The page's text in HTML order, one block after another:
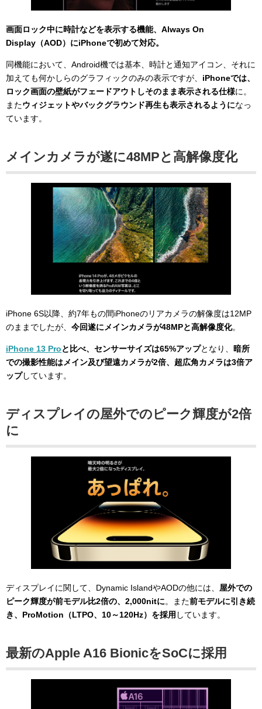
画面ロック中に時計などを表示する機能、Always On
Display（AOD）にiPhoneで初めて対応。
同機能において、Android機では基本、時計と通知アイコン、それに
加えても何かしらのグラフィックのみの表示ですが、 iPhoneでは、
ロック画面の壁紙がフェードアウトしそのまま表示される仕様に。
またウィジェットやバックグラウンド再生も表示されるようになっ
ています。
メインカメラが遂に48MPと高解像度化
iPhone 6S以降、約7年もの間iPhoneのリアカメラの解像度は12MP
のままでしたが、 今回遂にメインカメラが48MPと高解像度化。
iPhone 13 Proと比べ、センサーサイズは65%アップとなり、 暗所
での撮影性能はメイン及び望遠カメラが2倍、超広角カメラは3倍ア
ップしています。
ディスプレイの屋外でのピーク輝度が2倍
に
ディスプレイに関して、Dynamic IslandやAODの他には、 屋外での
ピーク輝度が前モデル比2倍の、2,000nitに。また前モデルに引き続
き、ProMotion（LTPO、10～120Hz）を採用 しています。
最新のApple A16 BionicをSoCに採用